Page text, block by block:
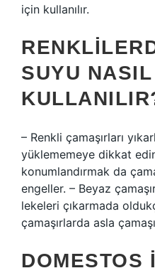
için kullanılır.
SUYU NASIL
– Renkli çamaşırları
yüklememeye dikkat
konumlandırmak da
engeller. – Beyaz
lekeleri çıkarmada
çamaşırlarda asla
DOMESTOS